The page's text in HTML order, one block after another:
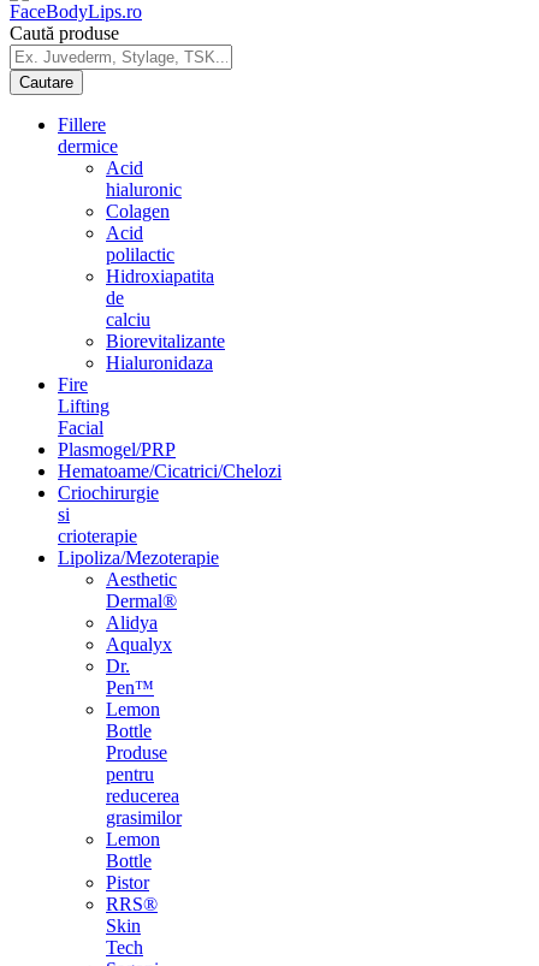
Caută produse
Fillere
dermice
Acid
hialuronic
Colagen
Acid
polilactic
Hidroxiapatita
de
calciu
Biorevitalizante
Hialuronidaza
Fire
Lifting
Facial
Plasmogel/PRP
Hematoame/Cicatrici/Chelozi
Criochirurgie
si
crioterapie
Lipoliza/Mezoterapie
Aesthetic
Dermal®
Alidya
Aqualyx
Dr.
Pen™
Lemon
Bottle
Produse
pentru
reducerea
grasimilor
Lemon
Bottle
Pistor
RRS®
Skin
Tech